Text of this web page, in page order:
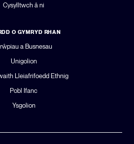
Cysylltwch â ni
O GYMRYD RHAN
a Busnesau
Unigolion
Lleiafrifoedd Ethnig
Pobl Ifanc
Ysgolion